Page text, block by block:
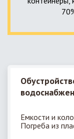
Емкости и
Погреба из